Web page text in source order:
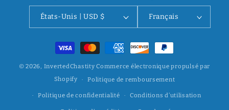
États-Unis | USD $ Français
Moyens
de
paiement
© 2026, InvertedChastity Commerce électronique propulsé par
Shopify
Politique de remboursement
Politique de confidentialité Conditions d’utilisation